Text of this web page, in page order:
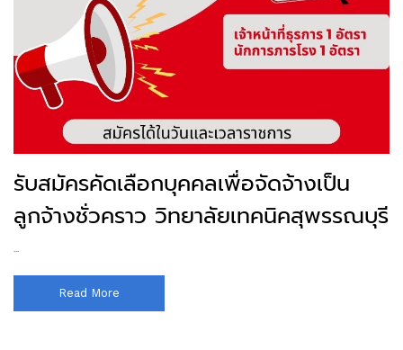
รับสมัครคัดเลือกบุคคลเพื่อจัดจ้างเป็น
ลูกจ้างชั่วคราว วิทยาลัยเทคนิคสุพรรณบุรี
...
Read More